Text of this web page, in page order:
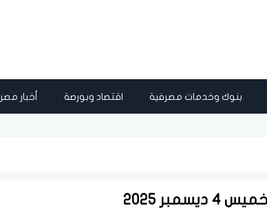
بنوك وخدمات مصرفية اقتصاد وبورصة أخبار مصر
2025